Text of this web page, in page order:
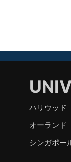
ハリウッド
オーランド
シンガポー